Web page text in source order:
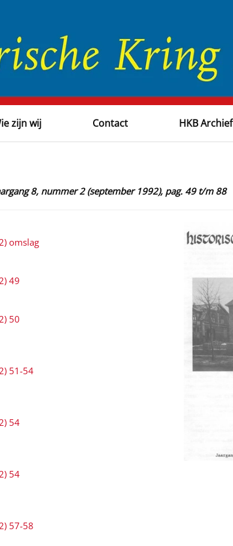
zijn wij Contact HKB Archief
8, nummer 2 (september 1992), pag. 49 t/m 88
omslag
49
50
51-54
54
54
57-58